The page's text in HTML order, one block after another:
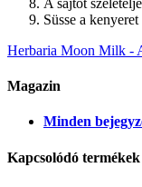
Süsse a
Herbaria Moon Milk -
Magazin
Minden
Kapcsolódó termékek